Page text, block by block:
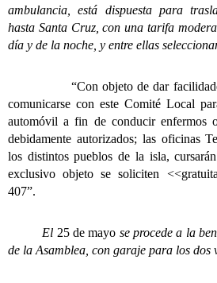
ambulancia, está dispuesta para
hasta Santa Cruz, con una tarifa
día y de la noche, y entre ellas
“Con objeto de dar
comunicarse con este Comité Local
automóvil a fin de conducir enfermos
debidamente autorizados; las oficinas
los distintos pueblos de la isla,
exclusivo objeto se soliciten
407”.
El 25 de mayo se procede a la
de la Asamblea, con garaje para los dos